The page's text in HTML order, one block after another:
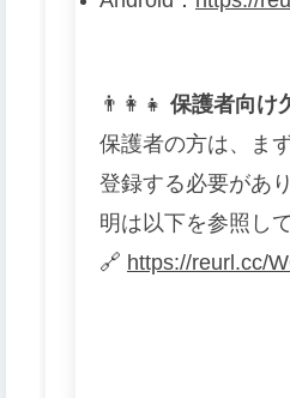
👨 👩 👧 保護者向け
保護者の方は、ま
登録する必要があ
明は以下を参照し
🔗 https://reurl.cc/